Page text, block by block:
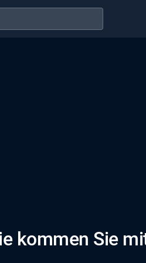
kommen Sie